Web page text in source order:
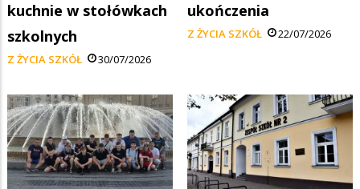
kuchnie w stołówkach
szkolnych
Z ŻYCIA SZKÓŁ 30/07/2026
ukończenia
Z ŻYCIA SZKÓŁ 22/07/2026